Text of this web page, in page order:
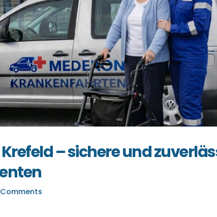
– sichere und